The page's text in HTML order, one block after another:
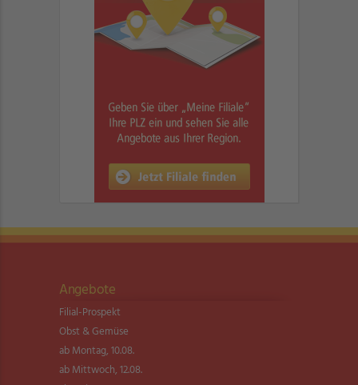
Angebote
Filial-Prospekt
Obst & Gemüse
ab Montag, 10.08.
ab Mittwoch, 12.08.